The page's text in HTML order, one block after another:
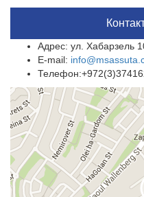
Адрес: ул. Хабарзель
E-mail: